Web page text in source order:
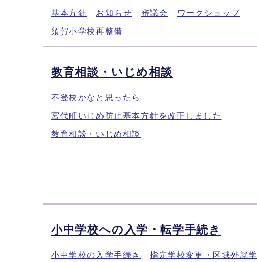
基本方針 お知らせ 審議会 ワークショップ
須賀小学校再整備
教育相談・いじめ相談
不登校かなと思ったら
宮代町いじめ防止基本方針を改正しました
教育相談・いじめ相談
小中学校への入学・転学手続き
小中学校の入学手続き 指定学校変更・区域外就学